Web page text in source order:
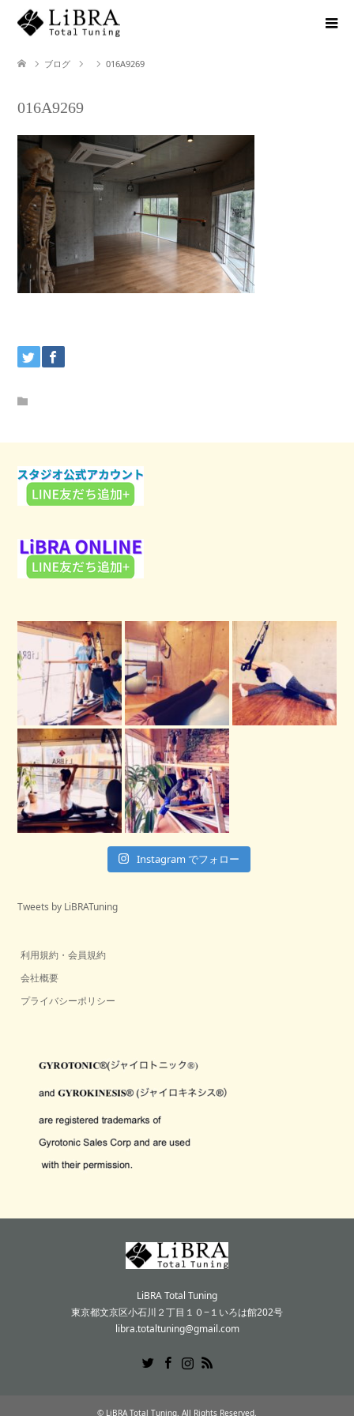
ブログ 016A9269
016A9269
Instagram でフォロー
Tweets by LiBRATuning
利用規約・会員規約
会社概要
プライバシーポリシー
LiBRA Total Tuning
東京都文京区小石川２丁目１０−１いろは館202号
libra.totaltuning@gmail.com
© LiBRA Total Tuning. All Rights Reserved.